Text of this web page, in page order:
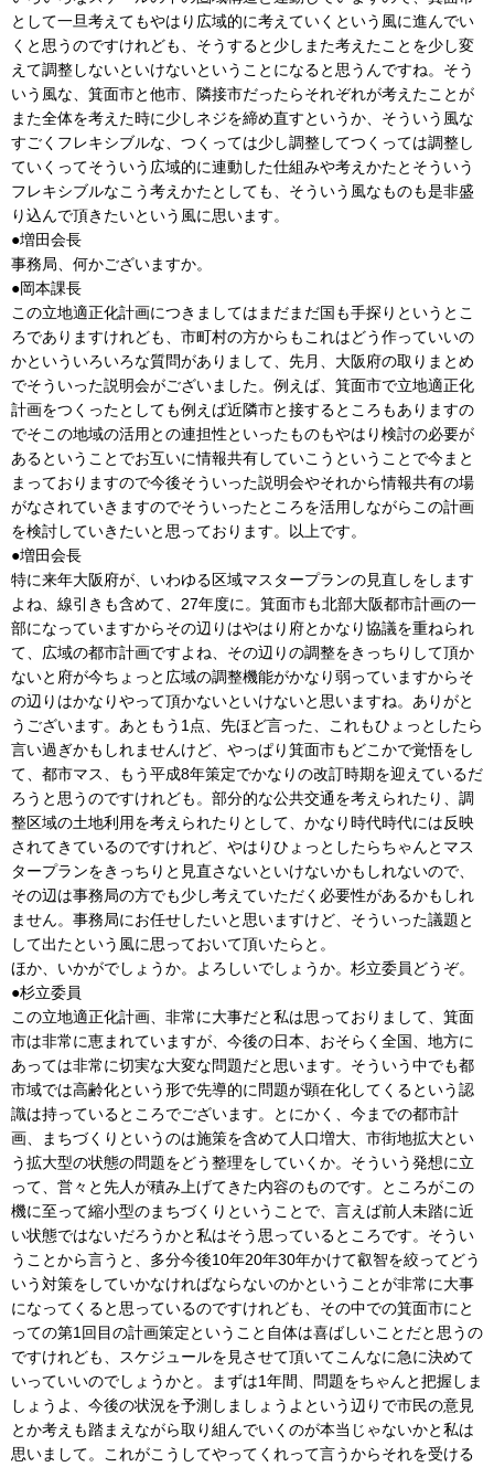
として一旦考えてもやはり広域的に考えていくという風に進んでい
くと思うのですけれども、そうすると少しまた考えたことを少し変
えて調整しないといけないということになると思うんですね。そう
いう風な、箕面市と他市、隣接市だったらそれぞれが考えたことが
また全体を考えた時に少しネジを締め直すというか、そういう風な
すごくフレキシブルな、つくっては少し調整してつくっては調整し
ていくってそういう広域的に連動した仕組みや考えかたとそういう
フレキシブルなこう考えかたとしても、そういう風なものも是非盛
り込んで頂きたいという風に思います。
●増田会長
事務局、何かございますか。
●岡本課長
この立地適正化計画につきましてはまだまだ国も手探りというとこ
ろでありますけれども、市町村の方からもこれはどう作っていいの
かといういろいろな質問がありまして、先月、大阪府の取りまとめ
でそういった説明会がございました。例えば、箕面市で立地適正化
計画をつくったとしても例えば近隣市と接するところもありますの
でそこの地域の活用との連担性といったものもやはり検討の必要が
あるということでお互いに情報共有していこうということで今まと
まっておりますので今後そういった説明会やそれから情報共有の場
がなされていきますのでそういったところを活用しながらこの計画
を検討していきたいと思っております。以上です。
●増田会長
特に来年大阪府が、いわゆる区域マスタープランの見直しをします
よね、線引きも含めて、27年度に。箕面市も北部大阪都市計画の一
部になっていますからその辺りはやはり府とかなり協議を重ねられ
て、広域の都市計画ですよね、その辺りの調整をきっちりして頂か
ないと府が今ちょっと広域の調整機能がかなり弱っていますからそ
の辺りはかなりやって頂かないといけないと思いますね。ありがと
うございます。あともう1点、先ほど言った、これもひょっとしたら
言い過ぎかもしれませんけど、やっぱり箕面市もどこかで覚悟をし
て、都市マス、もう平成8年策定でかなりの改訂時期を迎えているだ
ろうと思うのですけれども。部分的な公共交通を考えられたり、調
整区域の土地利用を考えられたりとして、かなり時代時代には反映
されてきているのですけれど、やはりひょっとしたらちゃんとマス
タープランをきっちりと見直さないといけないかもしれないので、
その辺は事務局の方でも少し考えていただく必要性があるかもしれ
ません。事務局にお任せしたいと思いますけど、そういった議題と
して出たという風に思っておいて頂いたらと。
ほか、いかがでしょうか。よろしいでしょうか。杉立委員どうぞ。
●杉立委員
この立地適正化計画、非常に大事だと私は思っておりまして、箕面
市は非常に恵まれていますが、今後の日本、おそらく全国、地方に
あっては非常に切実な大変な問題だと思います。そういう中でも都
市域では高齢化という形で先導的に問題が顕在化してくるという認
識は持っているところでございます。とにかく、今までの都市計
画、まちづくりというのは施策を含めて人口増大、市街地拡大とい
う拡大型の状態の問題をどう整理をしていくか。そういう発想に立
って、営々と先人が積み上げてきた内容のものです。ところがこの
機に至って縮小型のまちづくりということで、言えば前人未踏に近
い状態ではないだろうかと私はそう思っているところです。そうい
うことから言うと、多分今後10年20年30年かけて叡智を絞ってどう
いう対策をしていかなければならないのかということが非常に大事
になってくると思っているのですけれども、その中での箕面市にと
っての第1回目の計画策定ということ自体は喜ばしいことだと思うの
ですけれども、スケジュールを見させて頂いてこんなに急に決めて
いっていいのでしょうかと。まずは1年間、問題をちゃんと把握しま
しょうよ、今後の状況を予測しましょうよという辺りで市民の意見
とか考えも踏まえながら取り組んでいくのが本当じゃないかと私は
思いまして。これがこうしてやってくれって言うからそれを受ける